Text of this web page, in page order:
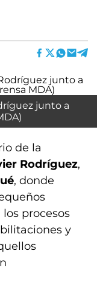
junto a
de la
Rodríguez,
, donde
procesos
y